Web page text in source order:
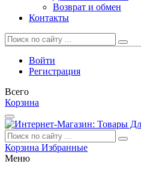
Возврат и обмен
Контакты
Войти
Регистрация
Всего
Корзина
Корзина Избранные
Меню